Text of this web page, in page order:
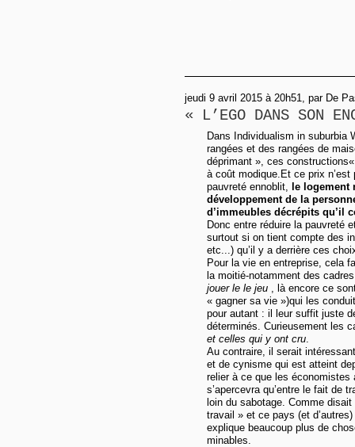
jeudi 9 avril 2015 à 20h51, par De
« L’EGO DANS SON
Dans Individualism in suburbia
rangées et des rangées de
déprimant », ces
à coût modique.Et ce prix
pauvreté ennoblit,
le logement
développement de la
d’immeubles décrépits qu’il
Donc entre réduire la pauvreté
surtout si on tient compte des
etc...) qu’il y a derrière ces
Pour la vie en entreprise, cela
la moitié-notamment des
jouer le le jeu
, là encore ce
« gagner sa vie »)qui les
pour autant : il leur suffit juste
déterminés. Curieusement les
et celles qui y ont cru
Au contraire, il serait
et de cynisme qui est atteint
relier à ce que les économistes
s’apercevra qu’entre le fait de
loin du sabotage. Comme
travail » et ce pays (et
explique beaucoup plus de
minables.